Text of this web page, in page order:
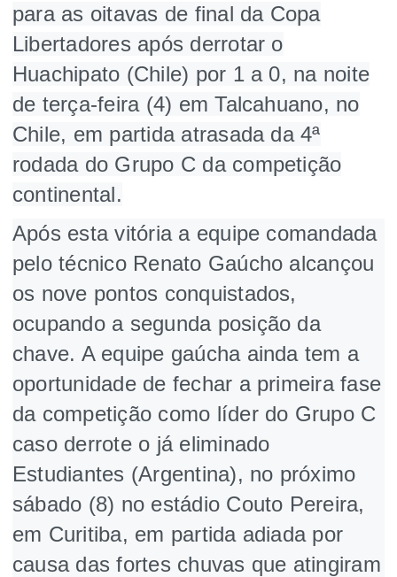
para as oitavas de final da Copa
Libertadores após derrotar o
Huachipato (Chile) por 1 a 0, na noite
de terça-feira (4) em Talcahuano, no
Chile, em partida atrasada da 4ª
rodada do Grupo C da competição
continental.
Após esta vitória a equipe comandada
pelo técnico Renato Gaúcho alcançou
os nove pontos conquistados,
ocupando a segunda posição da
chave. A equipe gaúcha ainda tem a
oportunidade de fechar a primeira fase
da competição como líder do Grupo C
caso derrote o já eliminado
Estudiantes (Argentina), no próximo
sábado (8) no estádio Couto Pereira,
em Curitiba, em partida adiada por
causa das fortes chuvas que atingiram